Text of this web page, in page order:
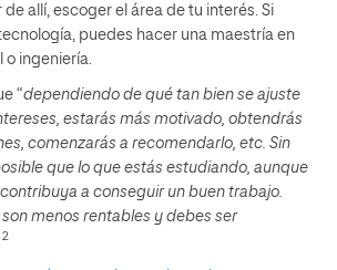
allí, escoger el área de tu interés. Si
puedes hacer una maestría en
o ingeniería.
“dependiendo de qué tan bien se ajuste
estarás más motivado, obtendrás
comenzarás a recomendarlo, etc. Sin
que lo que estás estudiando, aunque
a conseguir un buen trabajo.
menos rentables y debes ser
2